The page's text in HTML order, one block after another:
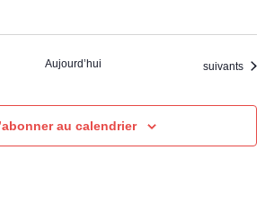
Aujourd’hui Évènements
suivants
au calendrier